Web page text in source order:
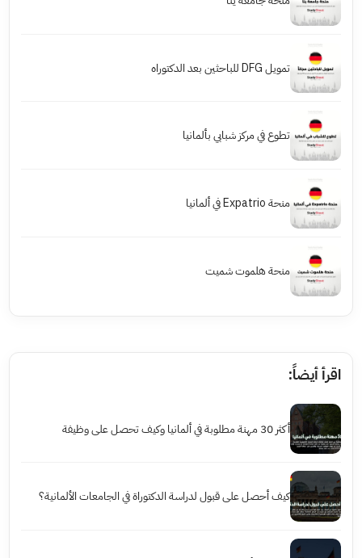
تمويل DFG للباحثين بعد الدكتوراه
تطوع في مركز شبابي بألمانيا
منحة Expatrio في ألمانيا
منحة هلموت شميت
اقرأ أيضاً:
أكثر 30 مهنة مطلوبة في ألمانيا وكيف تحصل على وظيفة
كيف أحصل على قبول لدراسة الدكتوراة في الجامعات الألمانية؟